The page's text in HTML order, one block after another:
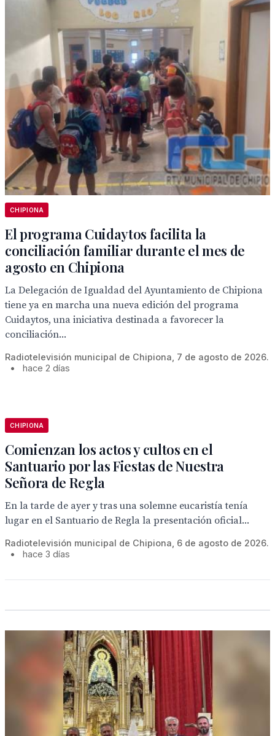
CHIPIONA
El programa Cuidaytos facilita la
conciliación familiar durante el mes de
agosto en Chipiona
La Delegación de Igualdad del Ayuntamiento de Chipiona
tiene ya en marcha una nueva edición del programa
Cuidaytos, una iniciativa destinada a favorecer la
conciliación...
Radiotelevisión municipal de Chipiona, 7 de agosto de 2026.
•
hace 2 días
CHIPIONA
Comienzan los actos y cultos en el
Santuario por las Fiestas de Nuestra
Señora de Regla
En la tarde de ayer y tras una solemne eucaristía tenía
lugar en el Santuario de Regla la presentación oficial...
Radiotelevisión municipal de Chipiona, 6 de agosto de 2026.
•
hace 3 días